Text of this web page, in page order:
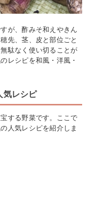
が、酢みそ和えやきん
先、茎、皮と部位ごと
駄なく使い切ることが
レシピを和風・洋風・
気レシピ
する野菜です。ここで
人気レシピを紹介しま